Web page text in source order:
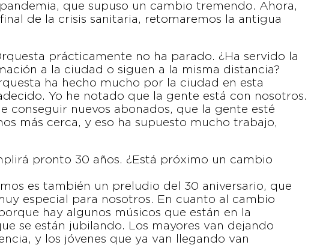
que supuso un cambio tremendo. Ahora,
de la crisis sanitaria, retomaremos la antigua
prácticamente no ha parado. ¿Ha servido la
a la ciudad o siguen a la misma distancia?
ha hecho mucho por la ciudad en esta
Yo he notado que la gente está con nosotros.
conseguir nuevos abonados, que la gente esté
más cerca, y eso ha supuesto mucho trabajo,
pronto 30 años. ¿Está próximo un cambio
es también un preludio del 30 aniversario, que
especial para nosotros. En cuanto al cambio
hay algunos músicos que están en la
se están jubilando. Los mayores van dejando
y los jóvenes que ya van llegando van